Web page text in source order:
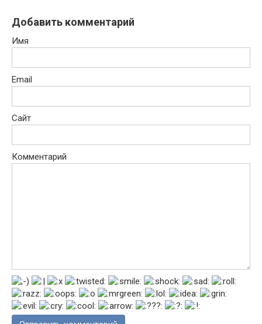
Добавить комментарий
Имя
Email
Сайт
Комментарий